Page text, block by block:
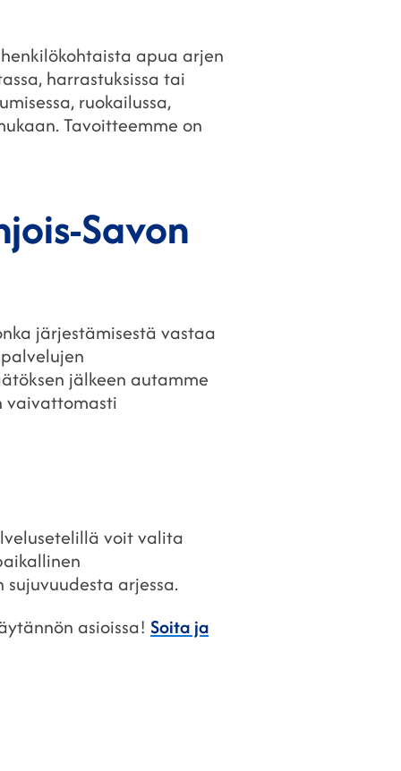
apua arjen
harrastuksissa tai
ruokailussa,
Tavoitteemme on
Savon
järjestämisestä vastaa
jälkeen autamme
vaivattomasti
voit valita
arjessa.
asioissa! Soita ja